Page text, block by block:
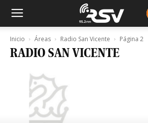
Inicio Áreas Radio San Vicente Página 2
RADIO SAN VICENTE